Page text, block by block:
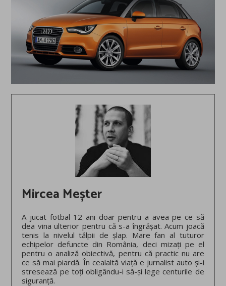
Mircea Meșter
A jucat fotbal 12 ani doar pentru a avea pe ce să
dea vina ulterior pentru că s-a îngrășat. Acum joacă
tenis la nivelul tălpii de șlap. Mare fan al tuturor
echipelor defuncte din România, deci mizați pe el
pentru o analiză obiectivă, pentru că practic nu are
ce să mai piardă. În cealaltă viață e jurnalist auto și-i
stresează pe toți obligându-i să-și lege centurile de
siguranță.